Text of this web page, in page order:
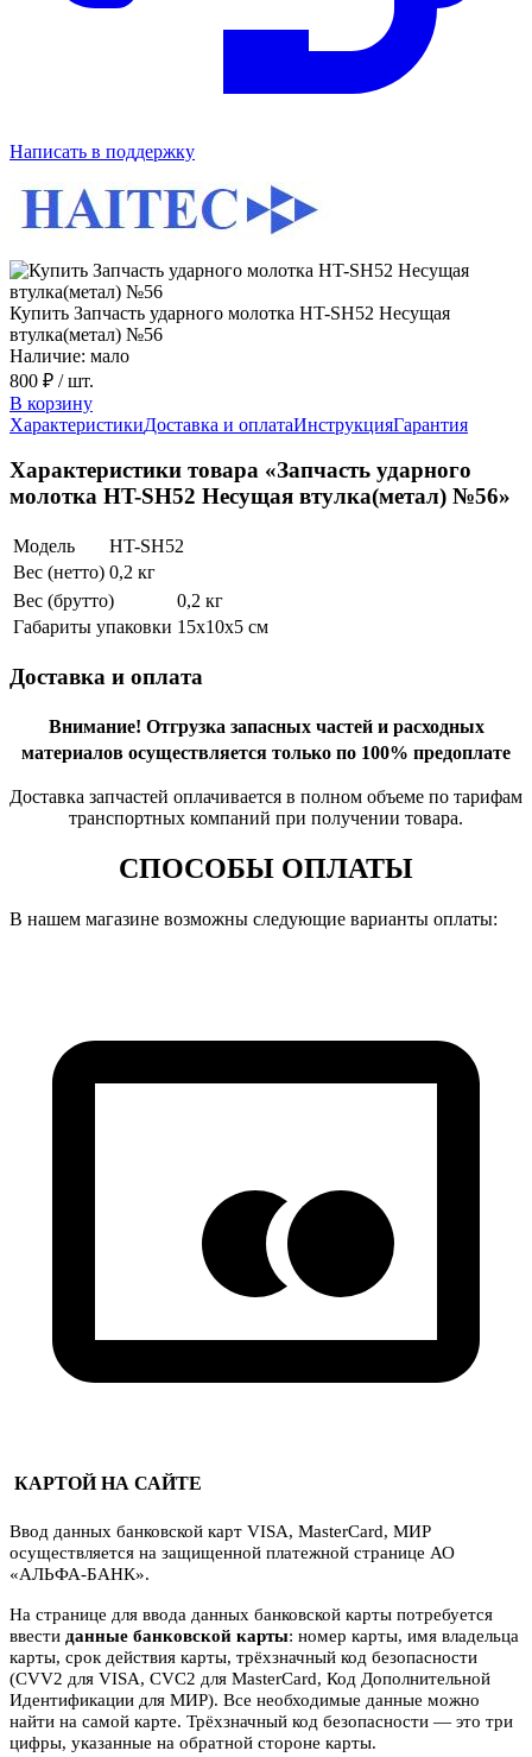
Написать в поддержку
Купить Запчасть ударного молотка HT-SH52 Несущая
втулка(метал) №56
Наличие: мало
800 ₽ / шт.
В корзину
ХарактеристикиДоставка и оплатаИнструкцияГарантия
Характеристики товара «Запчасть ударного
молотка HT-SH52 Несущая втулка(метал) №56»
Модель
HT-SH52
Вес (нетто) 0,2 кг
Вес (брутто)
0,2 кг
Габариты упаковки 15х10х5 см
Доставка и оплата
Внимание! Отгрузка запасных частей и расходных
материалов осуществляется только по 100% предоплате
Доставка запчастей оплачивается в полном объеме по тарифам
транспортных компаний при получении товара.
СПОСОБЫ ОПЛАТЫ
В нашем магазине возможны следующие варианты оплаты:
КАРТОЙ НА САЙТЕ
Ввод данных банковской карт VISA, MasterCard, МИР
осуществляется на защищенной платежной странице АО
«АЛЬФА-БАНК».
На странице для ввода данных банковской карты потребуется
ввести данные банковской карты: номер карты, имя владельца
карты, срок действия карты, трёхзначный код безопасности
(CVV2 для VISA, CVC2 для MasterCard, Код Дополнительной
Идентификации для МИР). Все необходимые данные можно
найти на самой карте. Трёхзначный код безопасности — это три
цифры, указанные на обратной стороне карты.